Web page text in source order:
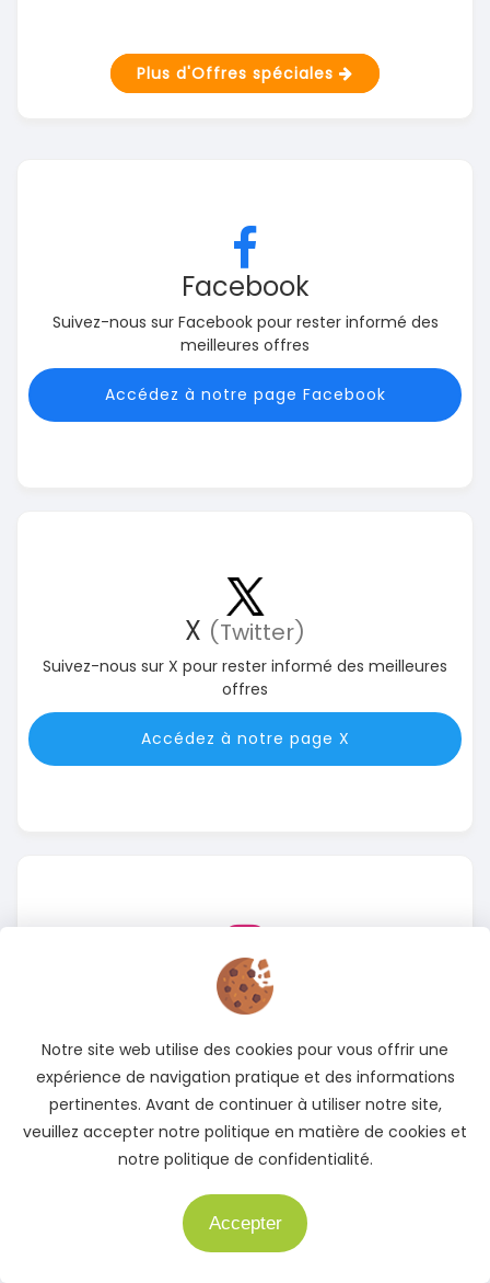
Plus d'Offres spéciales
Facebook
Suivez-nous sur Facebook pour rester informé des
meilleures offres
Accédez à notre page Facebook
X (Twitter)
Suivez-nous sur X pour rester informé des meilleures
offres
Accédez à notre page X
Instagram
Suivez-nous sur Instagram pour rester informé des
meilleures offres
Accédez à notre page Instagram
Notre site web utilise des cookies pour vous offrir une
expérience de navigation pratique et des informations
pertinentes. Avant de continuer à utiliser notre site,
veuillez accepter notre politique en matière de cookies et
notre politique de confidentialité.
Accepter